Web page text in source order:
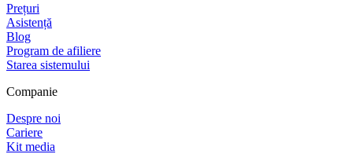
Prețuri
Asistență
Blog
Program de afiliere
Starea sistemului
Companie
Despre noi
Cariere
Kit media